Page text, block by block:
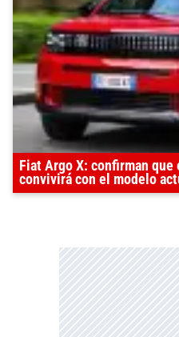
Fiat Argo X: confirman que
convivirá con el modelo